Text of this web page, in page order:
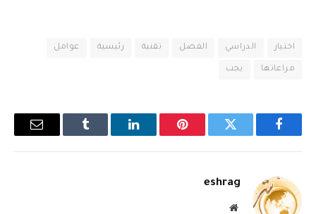
اختيار الدراسي الفصل تقنية رئيسية عوامل
مراعاتها يجب
فيسبوك تويتر بينتيريستلينكدإن Tumblr
البريد
eshrag
موقع